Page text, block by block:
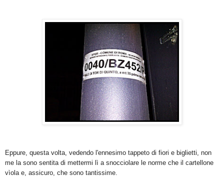
Eppure, questa volta, vedendo l'ennesimo tappeto di fiori e biglietti, non
me la sono sentita di mettermi lì a snocciolare le norme che il cartellone
vìola e, assicuro, che sono tantissime.